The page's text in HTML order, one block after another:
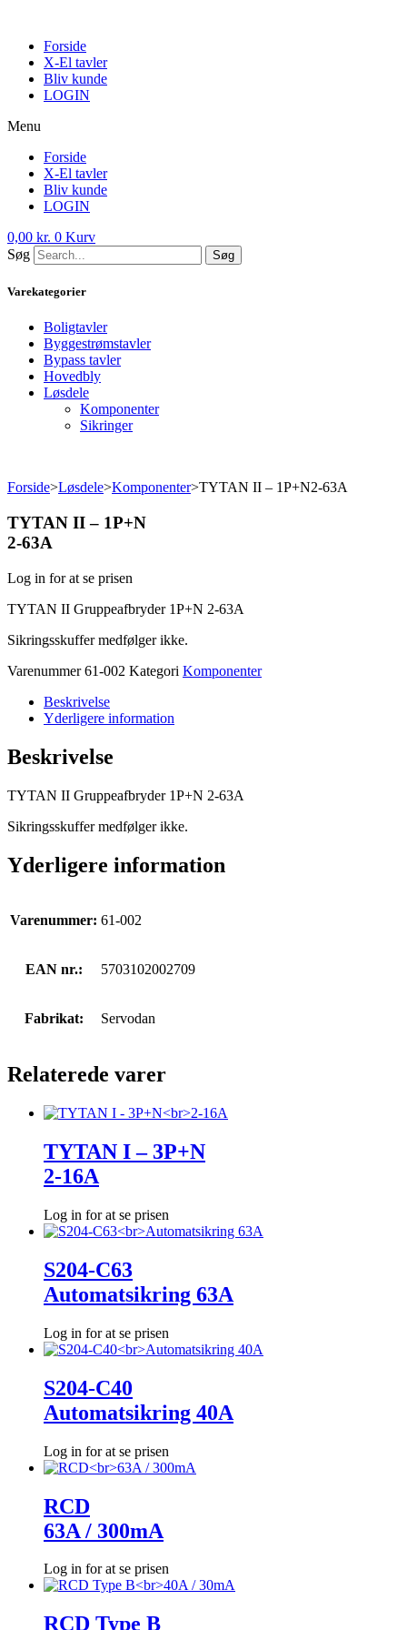
contentForside
X-El tavler
Bliv kunde
LOGIN
Menu
Forside
X-El tavler
Bliv kunde
LOGIN
0,00 kr. 0 Kurv
Søg
Søg
Varekategorier
Boligtavler
Byggestrømstavler
Bypass tavler
Hovedbly
Løsdele
Komponenter
Sikringer
Forside>Løsdele>Komponenter>TYTAN II – 1P+N2-63A
TYTAN II – 1P+N
2-63A
Log in for at se prisen
TYTAN II Gruppeafbryder 1P+N 2-63A
Sikringsskuffer medfølger ikke.
Varenummer61-002 Kategori Komponenter
Beskrivelse
Yderligere information
Beskrivelse
TYTAN II Gruppeafbryder 1P+N 2-63A
Sikringsskuffer medfølger ikke.
Yderligere information
Varenummer: 61-002
EAN nr.: 5703102002709
Fabrikat: Servodan
Relaterede varer
TYTAN I – 3P+N
2-16A
Log in for at se prisen
S204-C63
Automatsikring 63A
Log in for at se prisen
S204-C40
Automatsikring 40A
Log in for at se prisen
RCD
63A / 300mA
Log in for at se prisen
RCD Type B